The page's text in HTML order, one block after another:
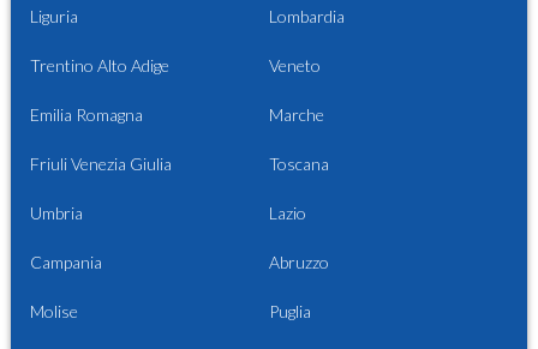
Liguria Lombardia
Trentino Alto Adige Veneto
Emilia Romagna Marche
Friuli Venezia Giulia Toscana
Umbria Lazio
Campania Abruzzo
Molise Puglia